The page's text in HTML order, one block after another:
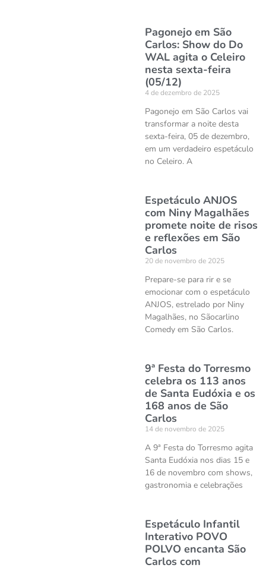
Pagonejo em São
Carlos: Show do Do
WAL agita o Celeiro
nesta sexta-feira
(05/12)
4 de dezembro de 2025
Pagonejo em São Carlos vai
transformar a noite desta
sexta-feira, 05 de dezembro,
em um verdadeiro espetáculo
no Celeiro. A
Espetáculo ANJOS
com Niny Magalhães
promete noite de risos
e reflexões em São
Carlos
20 de novembro de 2025
Prepare-se para rir e se
emocionar com o espetáculo
ANJOS, estrelado por Niny
Magalhães, no Sãocarlino
Comedy em São Carlos.
9ª Festa do Torresmo
celebra os 113 anos
de Santa Eudóxia e os
168 anos de São
Carlos
14 de novembro de 2025
A 9ª Festa do Torresmo agita
Santa Eudóxia nos dias 15 e
16 de novembro com shows,
gastronomia e celebrações
Espetáculo Infantil
Interativo POVO
POLVO encanta São
Carlos com